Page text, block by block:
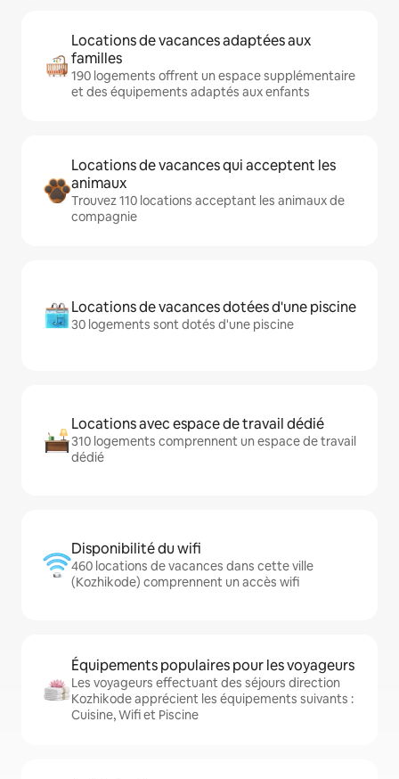
Locations de vacances adaptées aux
familles
190 logements offrent un espace supplémentaire
et des équipements adaptés aux enfants
Locations de vacances qui acceptent les
animaux
Trouvez 110 locations acceptant les animaux de
compagnie
Locations de vacances dotées d'une piscine
30 logements sont dotés d'une piscine
Locations avec espace de travail dédié
310 logements comprennent un espace de travail
dédié
Disponibilité du wifi
460 locations de vacances dans cette ville
(Kozhikode) comprennent un accès wifi
Équipements populaires pour les voyageurs
Les voyageurs effectuant des séjours direction
Kozhikode apprécient les équipements suivants :
Cuisine, Wifi et Piscine